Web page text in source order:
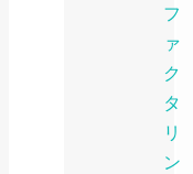
フ
ァ
ク
タ
リ
ン